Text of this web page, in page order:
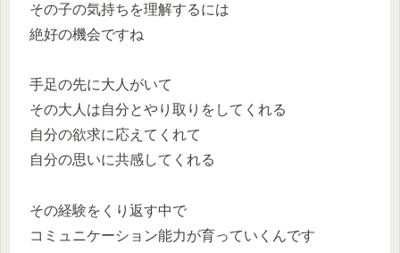
その子の気持ちを理解するには
絶好の機会ですね
手足の先に大人がいて
その大人は自分とやり取りをしてくれる
自分の欲求に応えてくれて
自分の思いに共感してくれる
その経験をくり返す中で
コミュニケーション能力が育っていくんです